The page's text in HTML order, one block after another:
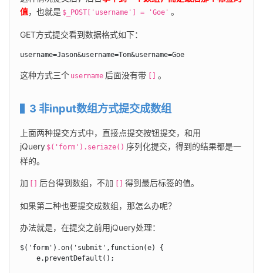
值，也就是 $_POST['username'] = 'Goe' 。
GET方式提交看到数据格式如下：
username=Jason&username=Tom&username=Goe
这种方式三个 username 后面没有带 。
3 非input数组方式提交成数组
上面两种提交方式中，直接点提交按钮提交，和用
jQuery $('form').seriaze() 序列化提交，得到的结果都是一
样的。
加 后台得到数组，不加 得到最后标签的值。
如果第二种也要提交成数组，那怎么办呢？
办法就是，在提交之前用jQuery处理：
$('form').on('submit',function(e) {
    e.preventDefault();